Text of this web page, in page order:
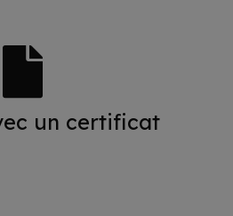
un certificat